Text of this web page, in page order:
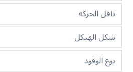
ناقل الحركة
شكل الهيكل
نوع الوقود